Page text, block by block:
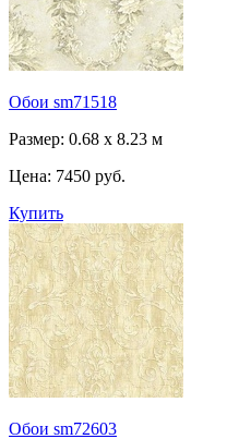
Обои sm71518
Размер: 0.68 x 8.23 м
Цена: 7450 руб.
Купить
Обои sm72603